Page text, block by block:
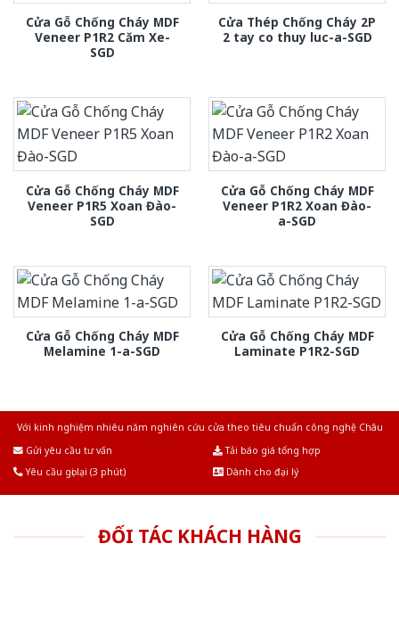
Cửa Gỗ Chống Cháy MDF
Veneer P1R2 Căm Xe-
SGD
Cửa Thép Chống Cháy 2P
2 tay co thuy luc-a-SGD
Cửa Gỗ Chống Cháy MDF
Veneer P1R5 Xoan Đào-
SGD
Cửa Gỗ Chống Cháy MDF
Veneer P1R2 Xoan Đào-
a-SGD
Cửa Gỗ Chống Cháy MDF
Melamine 1-a-SGD
Cửa Gỗ Chống Cháy MDF
Laminate P1R2-SGD
Với kinh nghiệm nhiêu năm nghiên cứu cửa theo tiêu chuẩn công nghệ Châu
Gửi yêu cầu tư vấn
Tải báo giá tổng hợp
Yêu cầu gọi lại (3 phút)
Dành cho đại lý
ĐỐI TÁC KHÁCH HÀNG